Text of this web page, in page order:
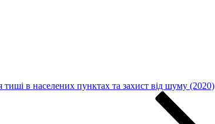
в населених пунктах та захист від шуму (2020)